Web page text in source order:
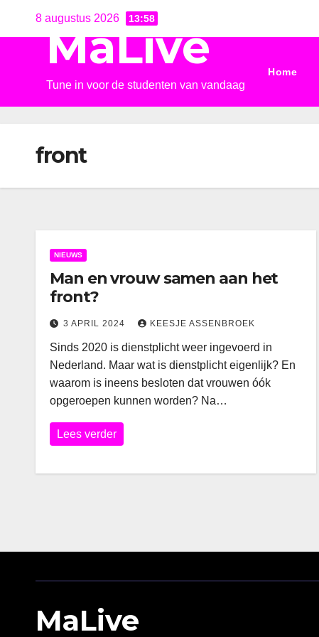
8 augustus 2026 13:58
MaLive
Tune in voor de studenten van vandaag
Home
front
NIEUWS
Man en vrouw samen aan het
front?
3 APRIL 2024 KEESJE ASSENBROEK
Sinds 2020 is dienstplicht weer ingevoerd in
Nederland. Maar wat is dienstplicht eigenlijk? En
waarom is ineens besloten dat vrouwen óók
opgeroepen kunnen worden? Na…
Lees verder
MaLive